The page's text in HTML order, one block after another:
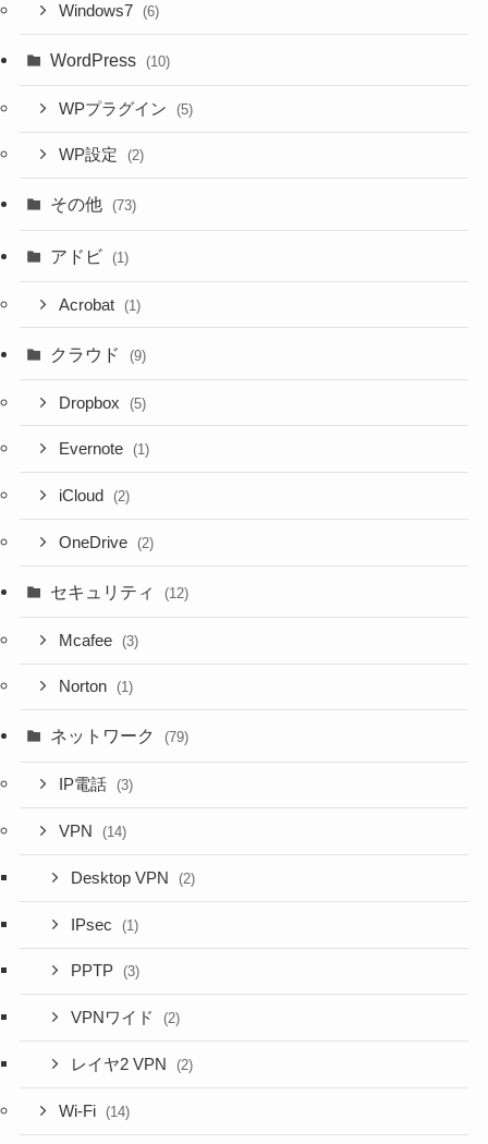
Windows7 (6)
WordPress (10)
WPプラグイン (5)
WP設定 (2)
その他 (73)
アドビ (1)
Acrobat (1)
クラウド (9)
Dropbox (5)
Evernote (1)
iCloud (2)
OneDrive (2)
セキュリティ (12)
Mcafee (3)
Norton (1)
ネットワーク (79)
IP電話 (3)
VPN (14)
Desktop VPN (2)
IPsec (1)
PPTP (3)
VPNワイド (2)
レイヤ2 VPN (2)
Wi-Fi (14)